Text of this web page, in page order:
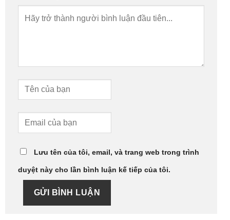
Lưu tên của tôi, email, và trang web trong trình
duyệt này cho lần bình luận kế tiếp của tôi.
GỬI BÌNH LUẬN